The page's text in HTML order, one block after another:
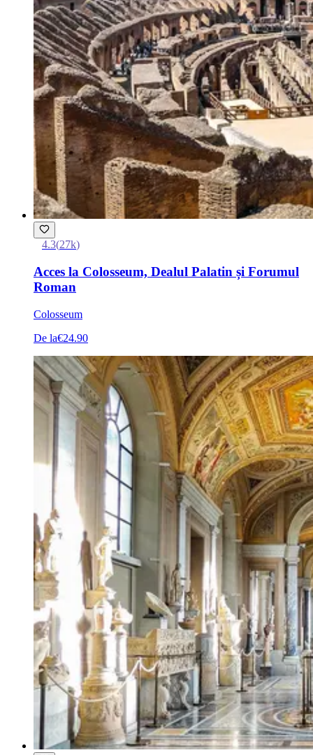
4.3(27k)
Acces la Colosseum, Dealul Palatin și Forumul
Roman
Colosseum
De la€24.90